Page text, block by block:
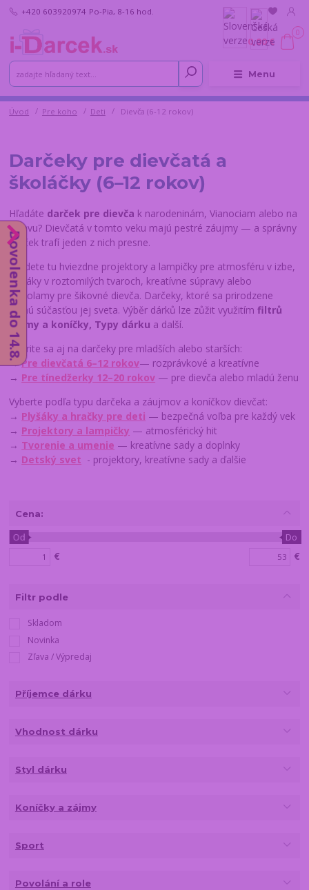
Menu
+420 603920974 Po-Pia, 8-16 hod.
0
0,00 €
Úvod Pre koho Deti Dievča (6-12 rokov)
Darčeky pre dievčatá a
školáčky (6–12 rokov)
Hľadáte darček pre dievča k narodeninám, Vianociam alebo na
oslavu? Dievčatá v tomto veku majú pestré záujmy — a správny
darček trafí jeden z nich presne.
Nájdete tu hviezdne projektory a lampičky pre atmosféru v izbe,
plyšáky v roztomilých tvaroch, kreatívne súpravy alebo
hlavolamy pre šikovné dievča. Darčeky, ktoré sa prirodzene
stanú súčasťou jej sveta. Výběr dárků lze zůžit využitímfiltrů
Zájmy a koníčky, Typy dárku a další.
Pozrite sa aj na darčeky pre mladších alebo starších:
→Pre dievčatá 6–12 rokov— rozprávkové a kreatívne
→ Pre tínedžerky 12–20 rokov — pre dievča alebo mladú ženu
Vyberte podľa typu darčeka a záujmov a koníčkov dievčat:
→ Plyšáky a hračky pre deti — bezpečná voľba pre každý vek
→ Projektory a lampičky — atmosférický hit
→ Tvorenie a umenie — kreatívne sady a doplnky
→ Detský svet - projektory, kreatívne sady a ďalšie
Cena:
€
Od Do
€
Filtr podle
Skladom
Novinka
Zľava / Výpredaj
Příjemce dárku
Vhodnost dárku
Styl dárku
Koníčky a zájmy
Sport
Povolání a role
Dovolenka do 14.8.